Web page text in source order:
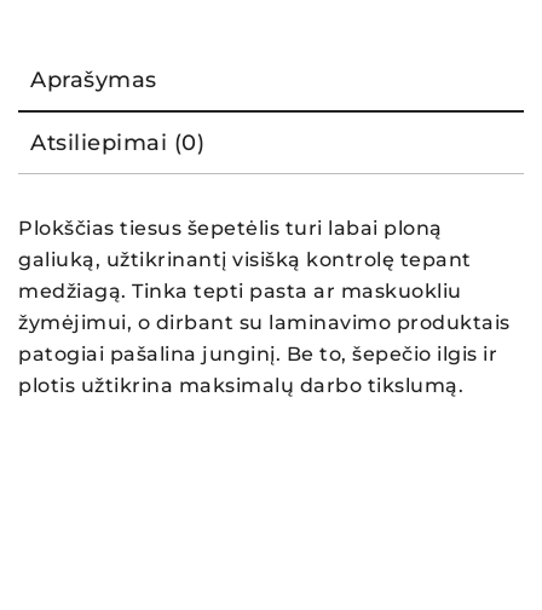
Aprašymas
Atsiliepimai (0)
Plokščias tiesus šepetėlis turi labai ploną
galiuką, užtikrinantį visišką kontrolę tepant
medžiagą. Tinka tepti pasta ar maskuokliu
žymėjimui, o dirbant su laminavimo produktais
patogiai pašalina junginį. Be to, šepečio ilgis ir
plotis užtikrina maksimalų darbo tikslumą.